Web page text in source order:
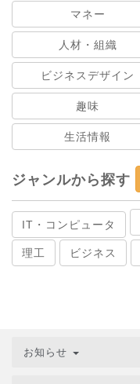
マネー
人材・組織
ビジネスデザイン
趣味
生活情報
ジャンルから探す
IT・コンピュータ
理工 ビジネス
お知らせ